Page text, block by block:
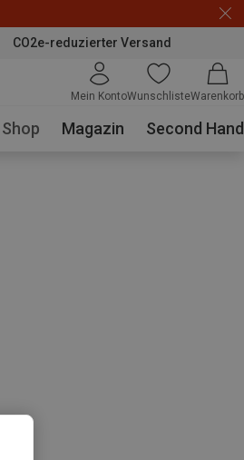
CO2e-reduzierter Versand
Mein KontoWunschlisteWarenkorb
Shop Magazin Second Hand